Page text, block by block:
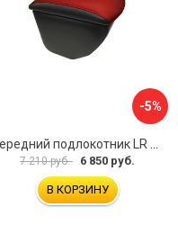
-5%
7 210 руб. 6 850 руб.
В КОРЗИНУ